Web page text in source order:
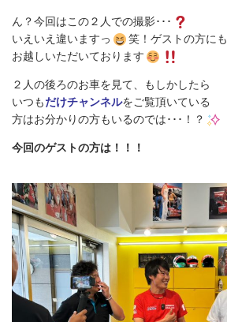
ん？今回はこの２人での撮影･･･
いえいえ違いますっ
笑！ゲストの方にも
お越しいただいております
２人の後ろのお車を見て、もしかしたら
いつもだけチャンネルをご覧頂いている
方はお分かりの方もいるのでは･･･！？
今回のゲストの方は！！！